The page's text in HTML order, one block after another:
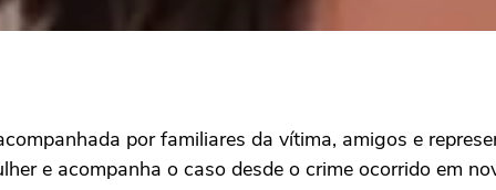
por familiares da vítima, amigos e
e acompanha o caso desde o crime ocorrido em